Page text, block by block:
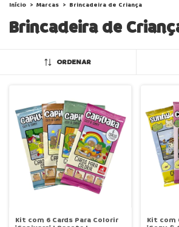
Início > Marcas > Brincadeira de Criança
Brincadeira de
ORDENAR
Kit com 6 Cards Para Colorir Kit com